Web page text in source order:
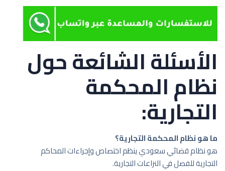
الأسئلة الشائعة حول
نظام المحكمة
التجارية:
ما هو نظام المحكمة التجارية؟
هو نظام قضائي سعودي ينظم اختصاص وإجراءات المحاكم
التجارية للفصل في النزاعات التجارية.